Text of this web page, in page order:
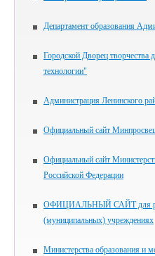
Департамент образования
Городской Дворец творчества
технологии"
Администрация Ленинского
Официальный сайт
Официальный сайт
Российской Федерации
ОФИЦИАЛЬНЫЙ САЙТ для
(муниципальных) учреждениях
Министерства образования и